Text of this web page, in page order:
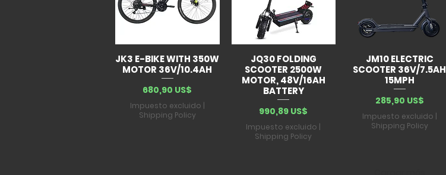
JK3 E-BIKE WITH 350W
MOTOR 36V/10.4AH
Precio
680,90 US$
Impuesto excluido
Shipping Policy
JQ30 FOLDING
SCOOTER 2500W
MOTOR, 48V/16AH
BATTERY
Precio
990,89 US$
Impuesto excluido
Shipping Policy
JM10 ELECTRIC
SCOOTER 36V/7.5AH
15MPH
Precio
285,90 US$
Impuesto excluido
Shipping Policy